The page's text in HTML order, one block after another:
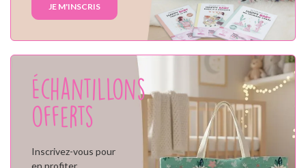
JE M'INSCRIS
Échantillons
offerts
Inscrivez-vous pour
en profiter,